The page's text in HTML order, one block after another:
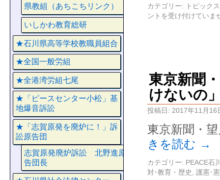
カテゴリー:
トピックス
ントを受け付けていま
東京新聞
けないの
投稿日: 2017年11月16
東京新聞・
きを読む →
カテゴリー: PEACE石
対･教育・歴史
護憲･
県教組（あちこちリンク）
いしかわ教育総研
★石川県高等学校教職員組合
★全国一般労組
★全港湾労組七尾
★「ピースセンター小松」基
地爆音訴訟
★「志賀原発を廃炉に！」訴
訟原告団
志賀原発廃炉訴訟 北野進原
告団長